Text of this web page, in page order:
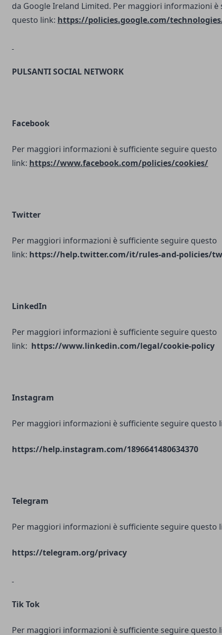
da Google Ireland Limited. Per maggiori informazioni
questo link: https://policies.google.com/
PULSANTI SOCIAL NETWORK
Facebook
Per maggiori informazioni è sufficiente seguire questo
link: https://www.facebook.com/policies/cookies/
Twitter
Per maggiori informazioni è sufficiente seguire questo
link: https://help.twitter.com/it/rules-and-policies/
LinkedIn
Per maggiori informazioni è sufficiente seguire questo
link: https://www.linkedin.com/legal/cookie-policy
Instagram
Per maggiori informazioni è sufficiente seguire questo
https://help.instagram.com/1896641480634370
Telegram
Per maggiori informazioni è sufficiente seguire questo
https://telegram.org/privacy
Tik Tok
Per maggiori informazioni è sufficiente seguire questo